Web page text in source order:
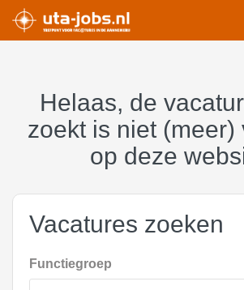
Helaas, de
zoekt is niet (meer)
op deze
Vacatures zoeken
Functiegroep